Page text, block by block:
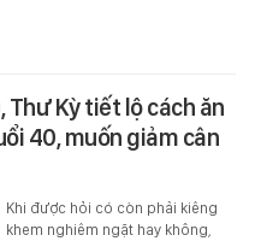
Kỳ tiết lộ cách ăn
40, muốn giảm cân
Khi được hỏi có còn phải kiêng
khem nghiêm ngặt hay không,